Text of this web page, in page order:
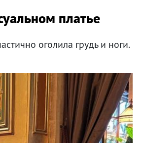
платье
оголила грудь и ноги.